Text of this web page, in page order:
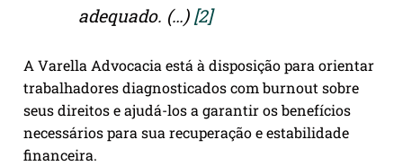
adequado. (…) [2]
A Varella Advocacia está à disposição para orientar
trabalhadores diagnosticados com burnout sobre
seus direitos e ajudá-los a garantir os benefícios
necessários para sua recuperação e estabilidade
financeira.